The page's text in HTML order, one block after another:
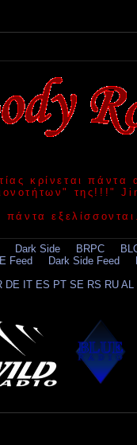
κρίνεται
της!!!"
πάντα
Dark Side BRPC
Feed..... Dark Side Feed.....
DE IT ES PT SE RS RU AL